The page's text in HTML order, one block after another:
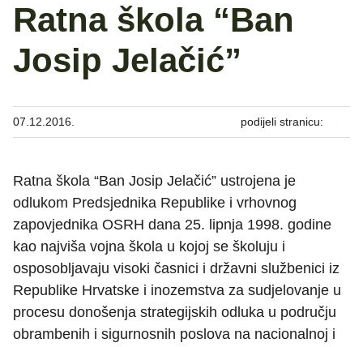
Ratna škola “Ban
Josip Jelačić”
07.12.2016. podijeli stranicu:
Ratna škola “Ban Josip Jelačić” ustrojena je
odlukom Predsjednika Republike i vrhovnog
zapovjednika OSRH dana 25. lipnja 1998. godine
kao najviša vojna škola u kojoj se školuju i
osposobljavaju visoki časnici i državni službenici iz
Republike Hrvatske i inozemstva za sudjelovanje u
procesu donošenja strategijskih odluka u području
obrambenih i sigurnosnih poslova na nacionalnoj i